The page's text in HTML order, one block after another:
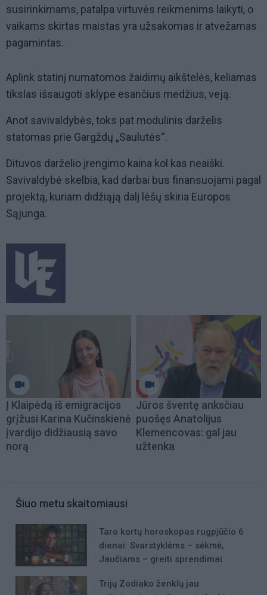
susirinkimams, patalpa virtuvės reikmenims laikyti, o
vaikams skirtas maistas yra užsakomas ir atvežamas
pagamintas.
Aplink statinį numatomos žaidimų aikštelės, keliamas
tikslas išsaugoti sklype esančius medžius, veją.
Anot savivaldybės, toks pat modulinis darželis
statomas prie Gargždų „Saulutės“.
Dituvos darželio įrengimo kaina kol kas neaiški.
Savivaldybė skelbia, kad darbai bus finansuojami pagal
projektą, kuriam didžiąją dalį lėšų skiria Europos
Sąjunga.
Į Klaipėdą iš emigracijos
grįžusi Karina Kučinskienė
įvardijo didžiausią savo
norą
Jūros šventę anksčiau
puošęs Anatolijus
Klemencovas: gal jau
užtenka
Šiuo metu skaitomiausi
Taro kortų horoskopas rugpjūčio 6
dienai: Svarstyklėms – sėkmė,
Jaučiams – greiti sprendimai
Trijų Zodiako ženklų jau